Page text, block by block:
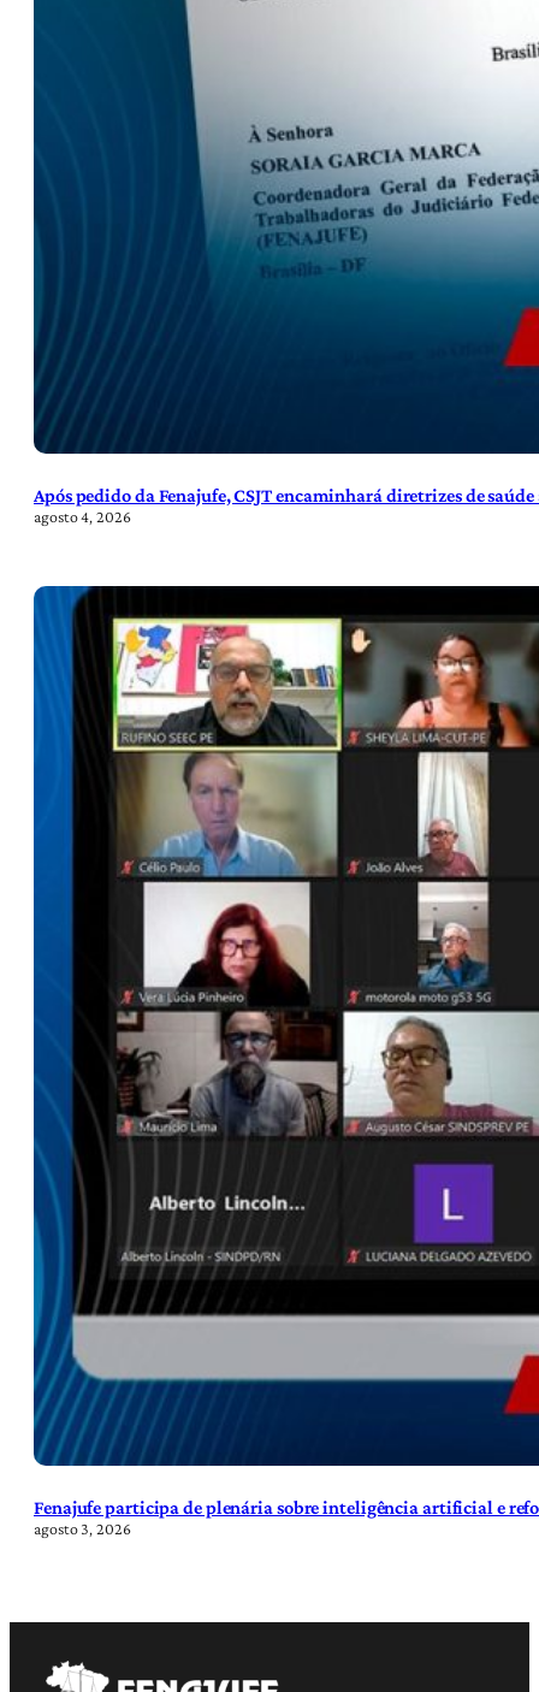
Após pedido da Fenajufe, CSJT encaminhará diretrizes de
agosto 4, 2026
Fenajufe participa de plenária sobre inteligência artificial e
agosto 3, 2026